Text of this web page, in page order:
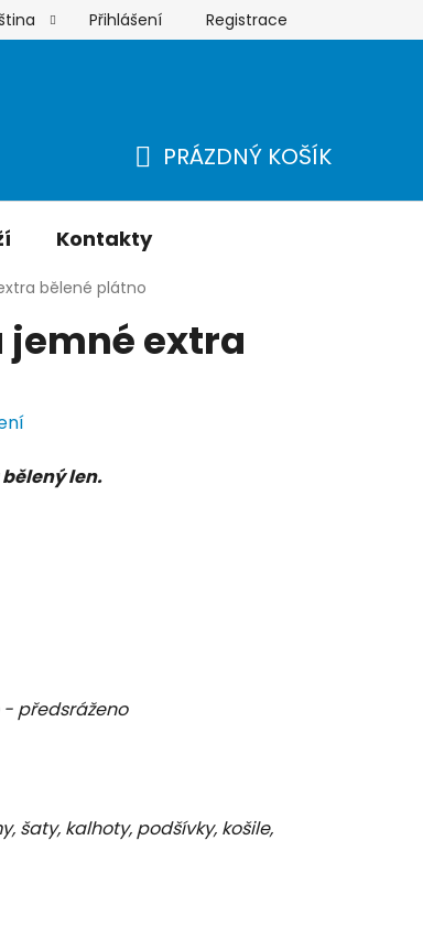
objednávkaPřihlášení Registrace
KOŠÍK
PRÁZDNÝ KOŠÍK
Kontakty
bělené plátno
jemné extra
len.
předsráženo
šaty, kalhoty, podšívky, košile,